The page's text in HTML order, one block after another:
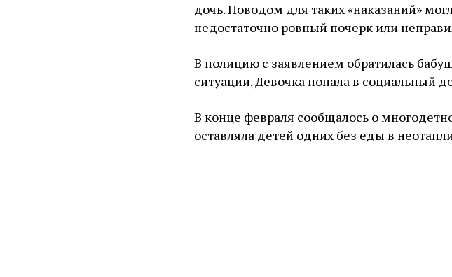
дочь. Поводом для таких «наказаний»
недостаточно ровный почерк или
В полицию с заявлением обратилась
ситуации. Девочка попала в социальный
В конце февраля сообщалось о
оставляла детей одних без еды в